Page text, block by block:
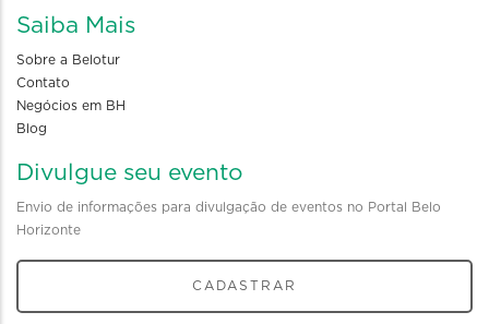
Saiba Mais
Sobre a Belotur
Contato
Negócios em BH
Blog
Divulgue seu evento
Envio de informações para divulgação de eventos no Portal Belo
Horizonte
CADASTRAR